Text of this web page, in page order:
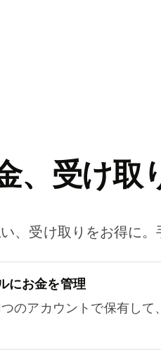
、受け取
、受け取りをお得に
にお金を管理
のアカウントで保有して